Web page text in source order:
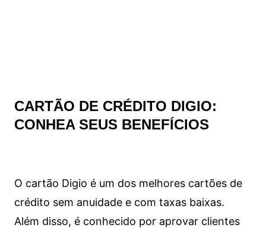
CARTÃO DE CRÉDITO DIGIO:
CONHEA SEUS BENEFÍCIOS
O cartão Digio é um dos melhores cartões de
crédito sem anuidade e com taxas baixas.
Além disso, é conhecido por aprovar clientes